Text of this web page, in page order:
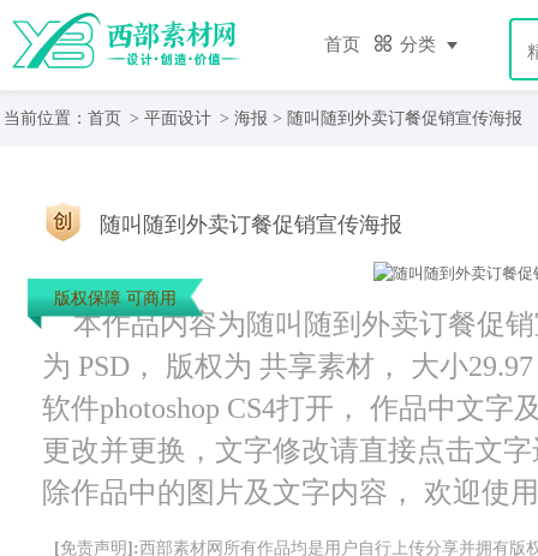
首页 分类
当前位置： 首页 > 平面设计 > 海报 > 随叫随到外卖订餐促销宣传海报
随叫随到外卖订餐促销宣传海报
版权保障 可商用
本作品内容为随叫随到外卖订餐促
为 PSD， 版权为 共享素材， 大小
软件photoshop CS4打开， 作品中文
更改并更换，文字修改请直接点击文
除作品中的图片及文字内容， 欢迎使
[免责声明]:西部素材网所有作品均是用户自行上传分享并拥有